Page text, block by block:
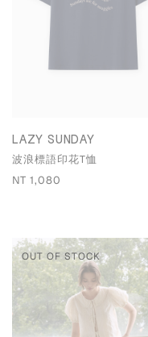
LAZY SUNDAY
波浪標語印花T恤
NT 1,080
OUT OF STOCK